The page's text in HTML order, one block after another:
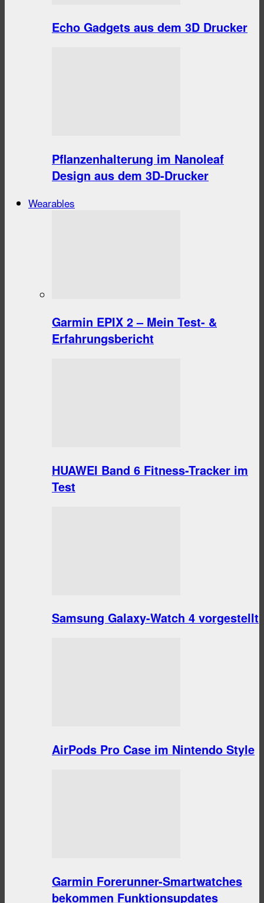
Echo Gadgets aus dem 3D Drucker
Pflanzenhalterung im Nanoleaf
Design aus dem 3D-Drucker
Wearables
Garmin EPIX 2 – Mein Test- &
Erfahrungsbericht
HUAWEI Band 6 Fitness-Tracker im
Test
Samsung Galaxy-Watch 4 vorgestellt
AirPods Pro Case im Nintendo Style
Garmin Forerunner-Smartwatches
bekommen Funktionsupdates